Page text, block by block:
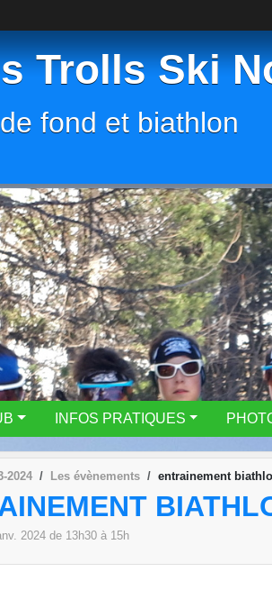
Trolls Ski
fond et biathlon
INFOS PRATIQUES
2024 Les évènements entrainement
2024 de 13h30 à 15h